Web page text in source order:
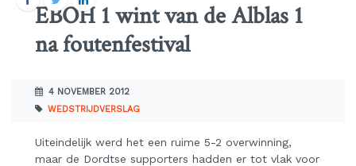
EBOH 1 wint van de Alblas 1
na foutenfestival
4 NOVEMBER 2012
WEDSTRIJDVERSLAG
Uiteindelijk werd het een ruime 5-2 overwinning,
maar de Dordtse supporters hadden er tot vlak voor